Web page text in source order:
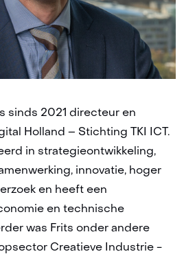
sinds 2021 directeur en
Holland – Stichting TKI ICT.
in strategieontwikkeling,
innovatie, hoger
en heeft een
en technische
was Frits onder andere
Creatieve Industrie -